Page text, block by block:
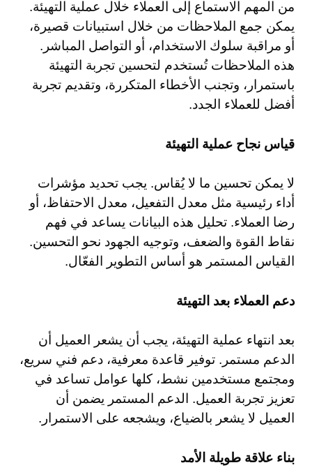
من المهم الاستماع إلى العملاء خلال عملية التهيئة.
يمكن جمع الملاحظات من خلال استبيانات قصيرة،
أو مراقبة سلوك الاستخدام، أو التواصل المباشر.
هذه الملاحظات تُستخدم لتحسين تجربة التهيئة
باستمرار، وتجنب الأخطاء المتكررة، وتقديم تجربة
أفضل للعملاء الجدد.
قياس نجاح عملية التهيئة
لا يمكن تحسين ما لا يُقاس. يجب تحديد مؤشرات
أداء رئيسية مثل معدل التفعيل، معدل الاحتفاظ، أو
رضا العملاء. تحليل هذه البيانات يساعد في فهم
نقاط القوة والضعف، وتوجيه الجهود نحو التحسين.
القياس المستمر هو أساس التطوير الفعّال.
دعم العملاء بعد التهيئة
بعد انتهاء عملية التهيئة، يجب أن يشعر العميل أن
الدعم مستمر. توفير قاعدة معرفية، دعم فني سريع،
ومجتمع مستخدمين نشط، كلها عوامل تساعد في
تعزيز تجربة العميل. الدعم المستمر يضمن أن
العميل لا يشعر بالضياع، ويشجعه على الاستمرار.
بناء علاقة طويلة الأمد